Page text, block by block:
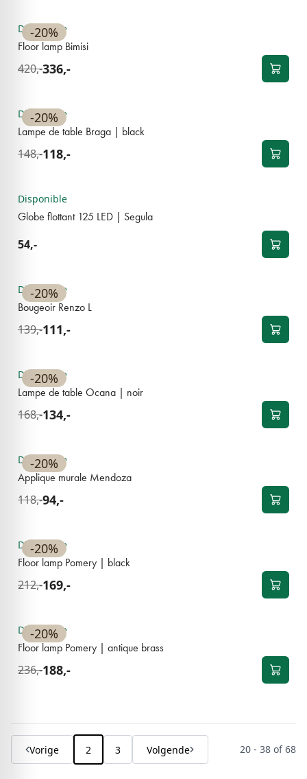
-20%
Disponible
Floor lamp Bimisi
420,-336,-
-20%
Disponible
Lampe de table Braga | black
148,-118,-
Disponible
Globe flottant 125 LED | Segula
54,-
-20%
Disponible
Bougeoir Renzo L
139,-111,-
-20%
Disponible
Lampe de table Ocana | noir
168,-134,-
-20%
Disponible
Applique murale Mendoza
118,-94,-
-20%
Disponible
Floor lamp Pomery | black
212,-169,-
-20%
Disponible
Floor lamp Pomery | antique brass
236,-188,-
Vorige 2 3 Volgende 20 - 38 of 68